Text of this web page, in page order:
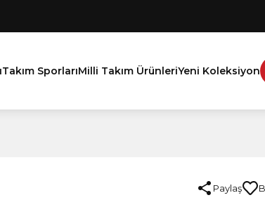
Takım SporlarıMilli Takım ÜrünleriYeni Koleksiyon
Paylaş